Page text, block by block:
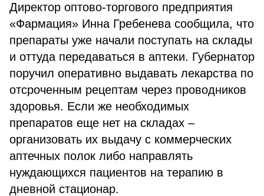
Директор оптово-торгового предприятия
«Фармация» Инна Гребенева сообщила, что
препараты уже начали поступать на склады
и оттуда передаваться в аптеки. Губернатор
поручил оперативно выдавать лекарства по
отсроченным рецептам через проводников
здоровья. Если же необходимых
препаратов еще нет на складах –
организовать их выдачу с коммерческих
аптечных полок либо направлять
нуждающихся пациентов на терапию в
дневной стационар.